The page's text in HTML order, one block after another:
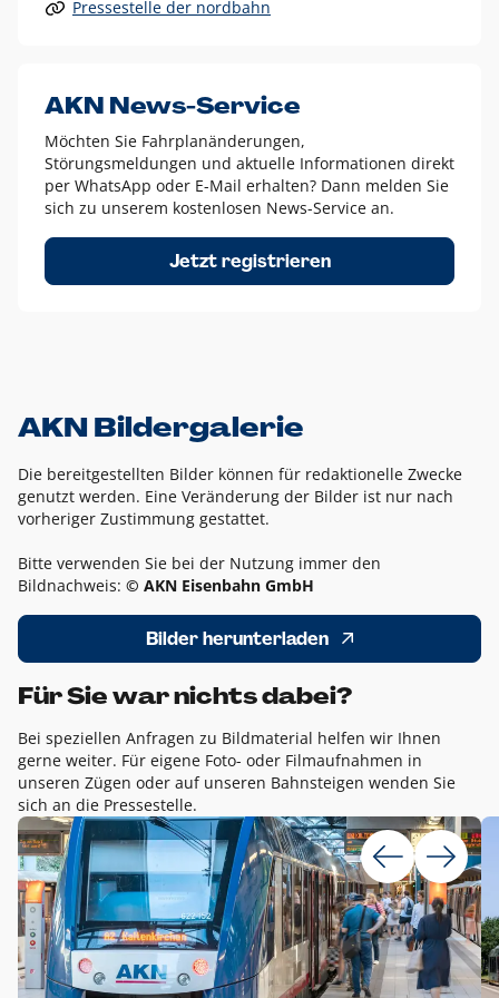
Alle anderen Logo-Varianten dürfen nur in Ausnahmefällen
Diese Ausnahmen sind zum Beispiel:
dem AKN Blau,
weißes Logo auf Fotohintergründen,
schwarzes Logo für reine Schwarz-Weiß-Umsetzungen
Um das Logo herum muss ein Schutzraum von jeweils einer
Höhe bzw. Breite des N aus AKN in alle Richtungen
Pressestelle der nordbahn
AKN News-Service
Möchten Sie Fahrplanänderungen,
Störungsmeldungen und aktuelle Informationen direkt
per WhatsApp oder E-Mail erhalten? Dann melden Sie
sich zu unserem kostenlosen News-Service an.
Jetzt registrieren
AKN Bildergalerie
Die bereitgestellten Bilder können für redaktionelle Zwecke
genutzt werden. Eine Veränderung der Bilder ist nur nach
vorheriger Zustimmung gestattet.
Bitte verwenden Sie bei der Nutzung immer den
Bildnachweis: © AKN Eisenbahn GmbH
Bilder herunterladen
Für Sie war nichts dabei?
Bei speziellen Anfragen zu Bildmaterial helfen wir Ihnen
gerne weiter. Für eigene Foto- oder Filmaufnahmen in
unseren Zügen oder auf unseren Bahnsteigen wenden Sie
sich an die Pressestelle.